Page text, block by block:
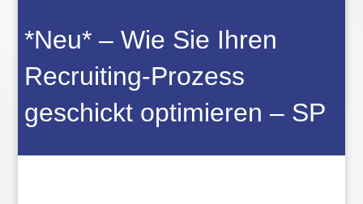
*Neu* – Wie Sie Ihren
Recruiting-Prozess
geschickt optimieren – SP